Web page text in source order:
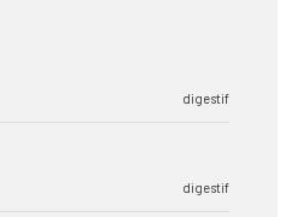
digestif
digestif